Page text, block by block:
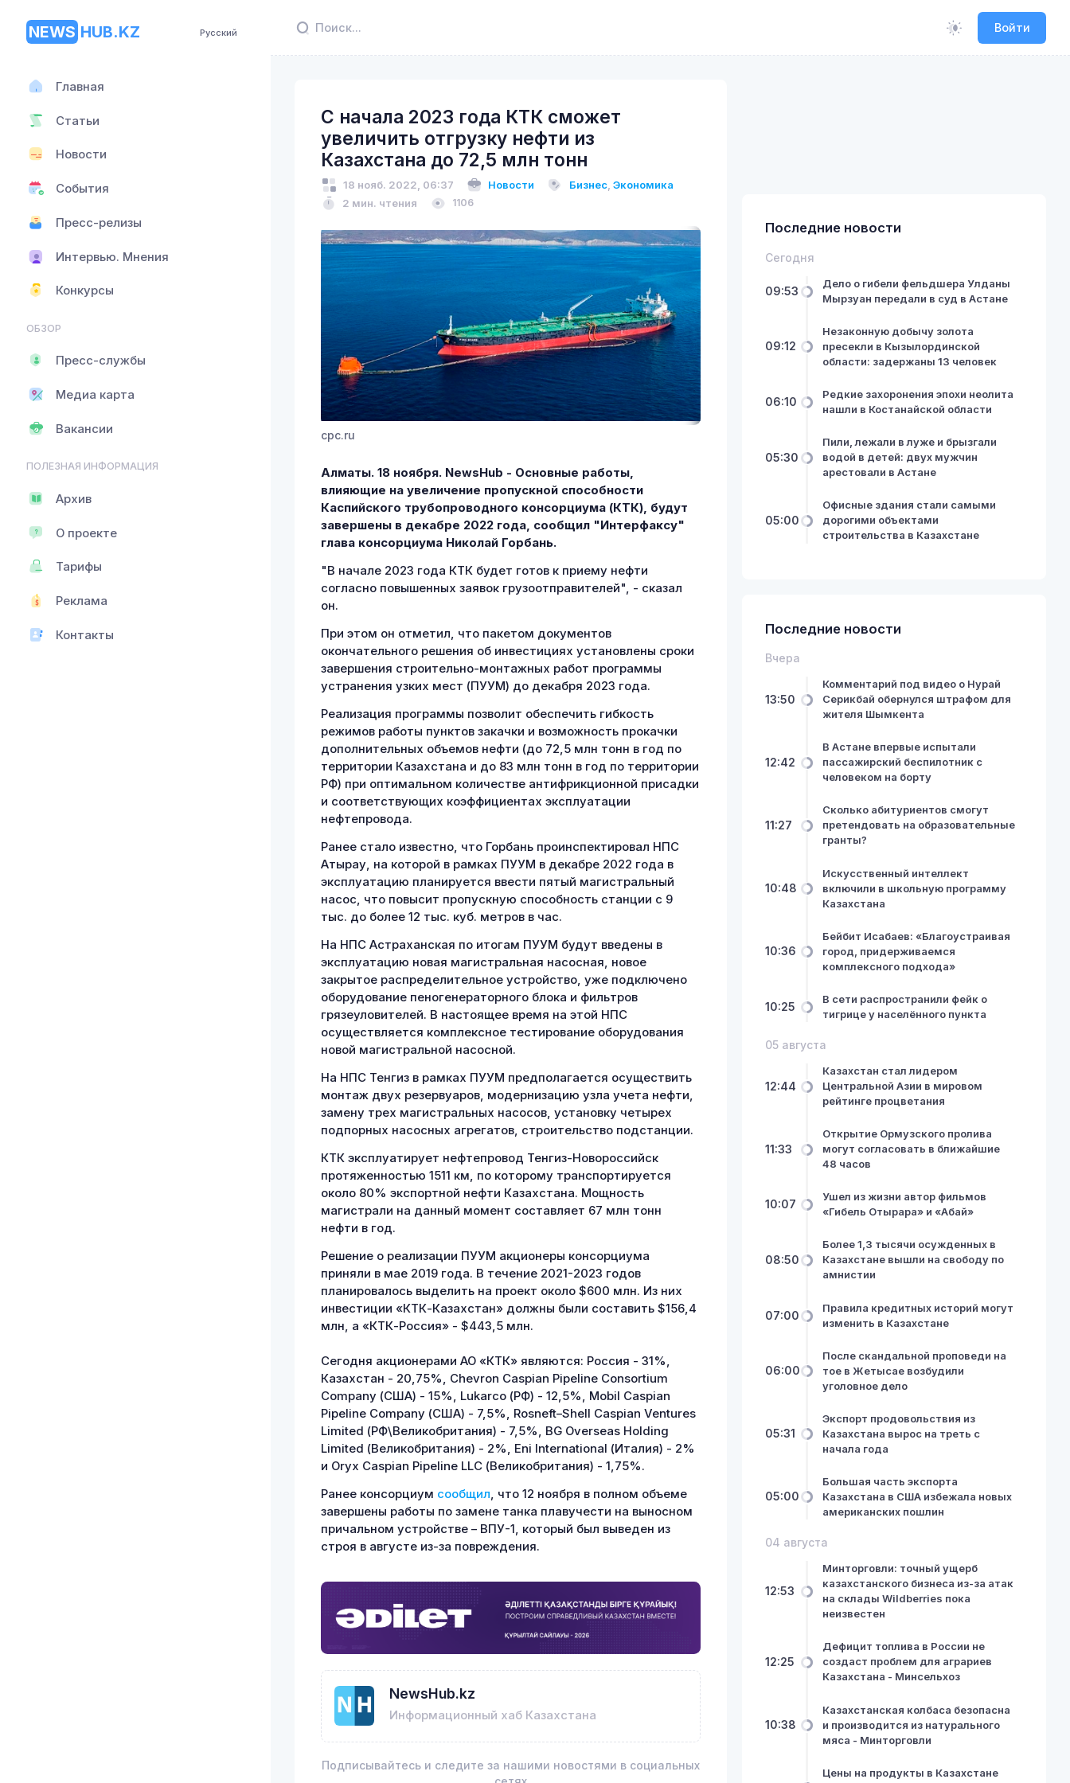
Войти
NEWS HUB.KZ Русский
Главная
Статьи
Новости
События
Пресс-релизы
Интервью. Мнения
Конкурсы
ОБЗОР
Пресс-службы
Медиа карта
Вакансии
ПОЛЕЗНАЯ ИНФОРМАЦИЯ
Архив
О проекте
Тарифы
Реклама
Контакты
С начала 2023 года КТК сможет
увеличить отгрузку нефти из
Казахстана до 72,5 млн тонн
18 нояб. 2022, 06:37 Новости Бизнес, Экономика
2 мин. чтения
1106
cpc.ru
Алматы. 18 ноября. NewsHub - Основные работы,
влияющие на увеличение пропускной способности
Каспийского трубопроводного консорциума (КТК), будут
завершены в декабре 2022 года, сообщил "Интерфаксу"
глава консорциума Николай Горбань.
"В начале 2023 года КТК будет готов к приему нефти
согласно повышенных заявок грузоотправителей", - сказал
он.
При этом он отметил, что пакетом документов
окончательного решения об инвестициях установлены сроки
завершения строительно-монтажных работ программы
устранения узких мест (ПУУМ) до декабря 2023 года.
Реализация программы позволит обеспечить гибкость
режимов работы пунктов закачки и возможность прокачки
дополнительных объемов нефти (до 72,5 млн тонн в год по
территории Казахстана и до 83 млн тонн в год по территории
РФ) при оптимальном количестве антифрикционной присадки
и соответствующих коэффициентах эксплуатации
нефтепровода.
Ранее стало известно, что Горбань проинспектировал НПС
Атырау, на которой в рамках ПУУМ в декабре 2022 года в
эксплуатацию планируется ввести пятый магистральный
насос, что повысит пропускную способность станции с 9
тыс. до более 12 тыс. куб. метров в час.
На НПС Астраханская по итогам ПУУМ будут введены в
эксплуатацию новая магистральная насосная, новое
закрытое распределительное устройство, уже подключено
оборудование пеногенераторного блока и фильтров
грязеуловителей. В настоящее время на этой НПС
осуществляется комплексное тестирование оборудования
новой магистральной насосной.
На НПС Тенгиз в рамках ПУУМ предполагается осуществить
монтаж двух резервуаров, модернизацию узла учета нефти,
замену трех магистральных насосов, установку четырех
подпорных насосных агрегатов, строительство подстанции.
КТК эксплуатирует нефтепровод Тенгиз-Новороссийск
протяженностью 1511 км, по которому транспортируется
около 80% экспортной нефти Казахстана. Мощность
магистрали на данный момент составляет 67 млн тонн
нефти в год.
Решение о реализации ПУУМ акционеры консорциума
приняли в мае 2019 года. В течение 2021-2023 годов
планировалось выделить на проект около $600 млн. Из них
инвестиции «КТК-Казахстан» должны были составить $156,4
млн, а «КТК-Россия» - $443,5 млн.
Сегодня акционерами АО «КТК» являются: Россия - 31%,
Казахстан - 20,75%, Chevron Caspian Pipeline Consortium
Company (США) - 15%, Lukarco (РФ) - 12,5%, Mobil Caspian
Pipeline Company (США) - 7,5%, Rosneft–Shell Caspian Ventures
Limited (РФ\Великобритания) - 7,5%, BG Overseas Holding
Limited (Великобритания) - 2%, Eni International (Италия) - 2%
и Oryx Caspian Pipeline LLC (Великобритания) - 1,75%.
Ранее консорциум сообщил, что 12 ноября в полном объеме
завершены работы по замене танка плавучести на выносном
причальном устройстве – ВПУ-1, который был выведен из
строя в августе из-за повреждения.
NewsHub.kz
Информационный хаб Казахстана
Подписывайтесь и следите за нашими новостями в социальных
Последние новости
Сегодня
09:53
Дело о гибели фельдшера Улданы
Мырзуан передали в суд в Астане
09:12
Незаконную добычу золота
пресекли в Кызылординской
области: задержаны 13 человек
06:10
Редкие захоронения эпохи неолита
нашли в Костанайской области
05:30
Пили, лежали в луже и брызгали
водой в детей: двух мужчин
арестовали в Астане
05:00
Офисные здания стали самыми
дорогими объектами
строительства в Казахстане
Последние новости
Вчера
13:50
Комментарий под видео о Нурай
Серикбай обернулся штрафом для
жителя Шымкента
12:42
В Астане впервые испытали
пассажирский беспилотник с
человеком на борту
11:27
Сколько абитуриентов смогут
претендовать на образовательные
гранты?
10:48
Искусственный интеллект
включили в школьную программу
Казахстана
10:36
Бейбит Исабаев: «Благоустраивая
город, придерживаемся
комплексного подхода»
10:25
В сети распространили фейк о
тигрице у населённого пункта
05 августа
12:44
Казахстан стал лидером
Центральной Азии в мировом
рейтинге процветания
11:33
Открытие Ормузского пролива
могут согласовать в ближайшие
48 часов
10:07
Ушел из жизни автор фильмов
«Гибель Отырара» и «Абай»
08:50
Более 1,3 тысячи осужденных в
Казахстане вышли на свободу по
амнистии
07:00
Правила кредитных историй могут
изменить в Казахстане
06:00
После скандальной проповеди на
тое в Жетысае возбудили
уголовное дело
05:31
Экспорт продовольствия из
Казахстана вырос на треть с
начала года
05:00
Большая часть экспорта
Казахстана в США избежала новых
американских пошлин
04 августа
12:53
Минторговли: точный ущерб
казахстанского бизнеса из-за атак
на склады Wildberries пока
неизвестен
12:25
Дефицит топлива в России не
создаст проблем для аграриев
Казахстана - Минсельхоз
10:38
Казахстанская колбаса безопасна
и производится из натурального
мяса - Минторговли
Цены на продукты в Казахстане